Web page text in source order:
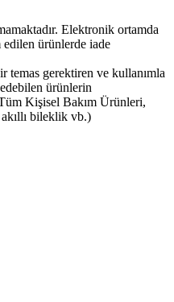
Elektronik ortamda
edilen ürünlerde iade
temas gerektiren ve kullanımla
edebilen ürünlerin
Kişisel Bakım Ürünleri,
bileklik vb.)